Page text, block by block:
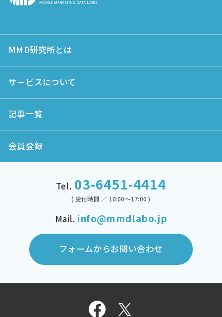
MMD研究所とは
サービスについて
記事一覧
会員登録
Tel. 03-6451-4414
( 受付時間 ／ 10:00～17:00 )
Mail. info@mmdlabo.jp
フォームからお問い合わせ